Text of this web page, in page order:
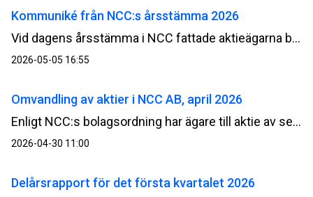
Kommuniké från NCC:s årsstämma 2026
Vid dagens årsstämma i NCC fattade aktieägarna beslut om bland annat fastställande av resultat- och balansräkning, utdelning, nytt långsiktigt prestationsbaserat incitamentsprogram samt överlåtelse, respektive bemyndigande för styrelsen avseende återköp av egna aktier av serie B.
2026-05-05 16:55
Omvandling av aktier i NCC AB, april 2026
Enligt NCC:s bolagsordning har ägare till aktie av serie A rätt att begära att sådan aktie omvandlas till aktie av serie B. Genom omvandling minskar det totala antalet röster i bolaget.
2026-04-30 11:00
Delårsrapport för det första kvartalet 2026